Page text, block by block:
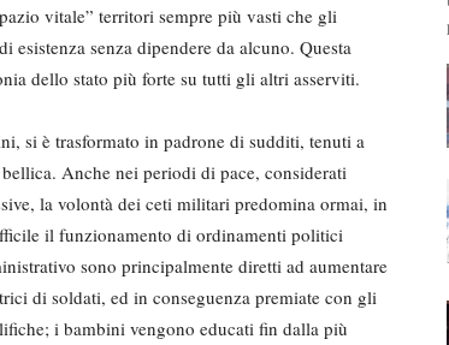
vitale” territori sempre più vasti che gli
senza dipendere da alcuno. Questa
dello stato più forte su tutti gli altri asserviti.
si è trasformato in padrone di sudditi, tenuti a
Anche nei periodi di pace, considerati
la volontà dei ceti militari predomina ormai, in
il funzionamento di ordinamenti politici
sono principalmente diretti ad aumentare
di soldati, ed in conseguenza premiate con gli
i bambini vengono educati fin dalla più